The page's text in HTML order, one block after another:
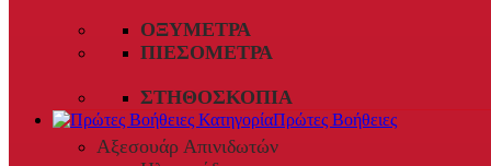
ΟΞΎΜΕΤΡΑ
ΠΙΕΣΌΜΕΤΡΑ
ΣΤΗΘΟΣΚΌΠΙΑ
Πρώτες Βοήθειες
Αξεσουάρ Απινιδωτών